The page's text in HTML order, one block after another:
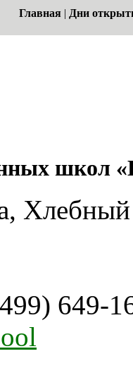
Главная | Дни
школ
Хлебный
649-